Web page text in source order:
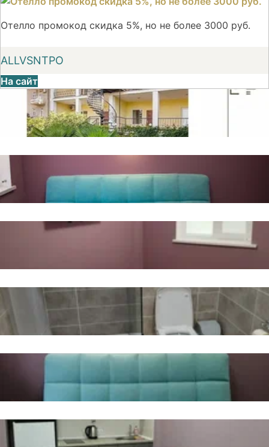
Отелло промокод скидка 5%, но не более 3000 руб.
ALLVSNTPO
На сайт